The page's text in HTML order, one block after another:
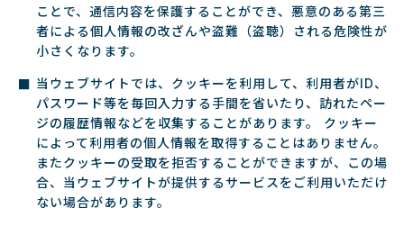
ことで、通信内容を保護することができ、悪意のある第三
者による個人情報の改ざんや盗難（盗聴）される危険性が
小さくなります。
当ウェブサイトでは、クッキーを利用して、利用者がID、
パスワード等を毎回入力する手間を省いたり、訪れたペー
ジの履歴情報などを収集することがあります。 クッキー
によって利用者の個人情報を取得することはありません。
またクッキーの受取を拒否することができますが、この場
合、当ウェブサイトが提供するサービスをご利用いただけ
ない場合があります。